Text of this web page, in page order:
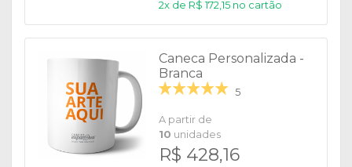
2x de R$ 172,15 no cartão
Caneca Personalizada -
Branca
5
A partir de
10 unidades
R$ 428,16